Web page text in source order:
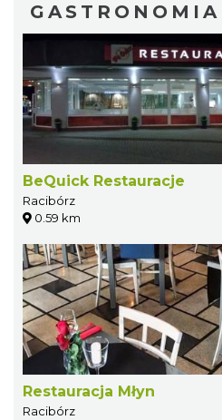
BeQuick Restauracje
Racibórz
0.59 km
Restauracja Młyn
Racibórz